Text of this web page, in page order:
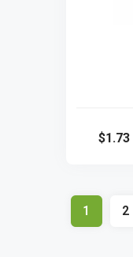
$1.73
1 2